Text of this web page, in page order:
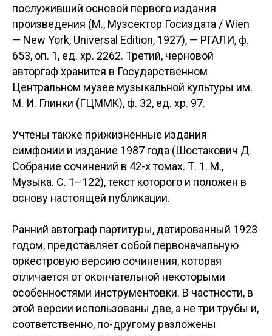
послуживший основой первого издания
произведения (М., Музсектор Госиздата / Wien
— New York, Universal Edition, 1927), — РГАЛИ, ф.
653, оп. 1, ед. хр. 2262. Третий, черновой
авторгаф хранится в Государственном
Центральном музее музыкальной культуры им.
М. И. Глинки (ГЦMMK), ф. 32, ед. хр. 97.
Учтены также прижизненные издания
симфонии и издание 1987 года (Шостакович Д.
Собрание сочинений в 42-х томах. Т. 1. М.,
Музыка. С. 1–122), текст которого и положен в
основу настоящей публикации.
Ранний автограф партитуры, датированный 1923
годом, представляет собой первоначальную
оркестровую версию сочинения, которая
отличается от окончательной некоторыми
особенностями инструментовки. В частности, в
этой версии использованы две, а не три трубы и,
соответственно, по-другому разложены